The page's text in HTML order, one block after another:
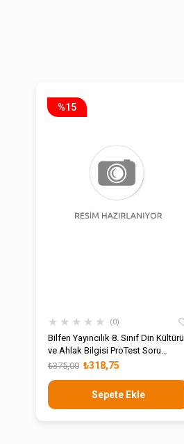
★ ★ ★ ★ ★ 0
Bilfen Yayıncılık 8. Sınıf Din Kültürü
ve Ahlak Bilgisi ProTest Soru
Bankası ₺318,75
₺375,00
Sepete Ekle
%15